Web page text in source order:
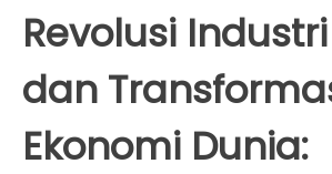
Revolusi
dan
Ekonomi Dunia: